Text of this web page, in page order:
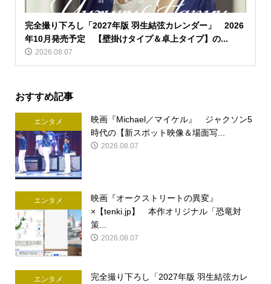
完全撮り下ろし「2027年版 羽生結弦カレンダー」 2026
年10月発売予定 【壁掛けタイプ＆卓上タイプ】の...
2026.08.07
おすすめ記事
エンタメ
映画『Michael／マイケル』 ジャクソン5
時代の【新スポット映像＆場面写...
2026.08.07
エンタメ
映画『オークストリートの異変』
×【tenki.jp】 本作オリジナル「恐竜対
策...
2026.08.07
エンタメ
完全撮り下ろし「2027年版 羽生結弦カレ